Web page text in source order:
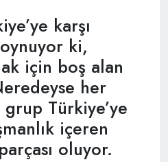
karşı
ki,
için boş alan
her
Türkiye’ye
içeren
oluyor.